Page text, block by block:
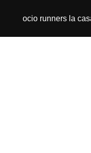
ocio runners la